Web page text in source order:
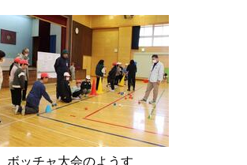
ボッチャ大会のようす